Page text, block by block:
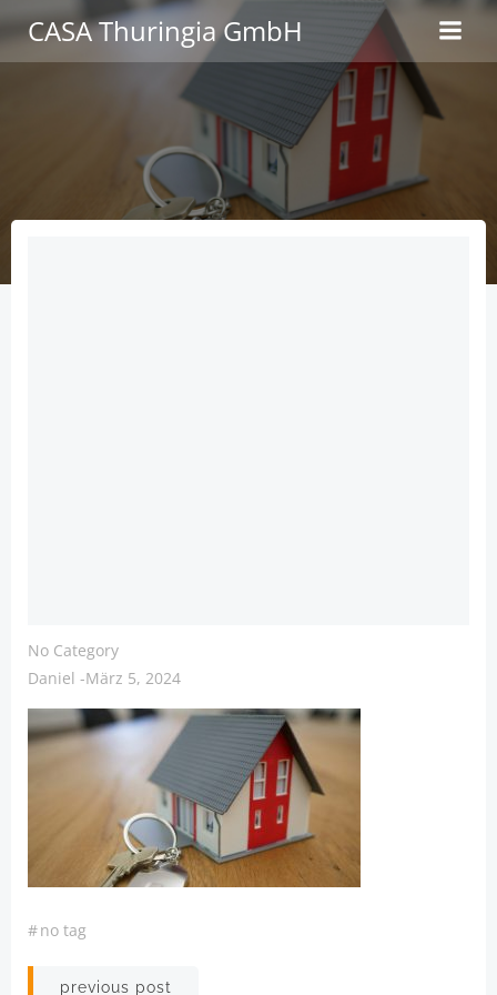
Inhalt
springen
CASA Thuringia GmbH
No Category
Daniel -März 5, 2024
#no tag
previous post